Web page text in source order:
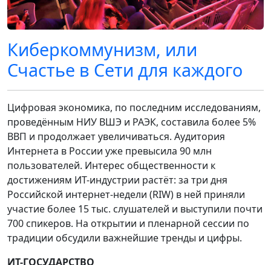
Киберкоммунизм, или
Счастье в Сети для каждого
Цифровая экономика, по последним исследованиям,
проведённым НИУ ВШЭ и РАЭК, составила более 5%
ВВП и продолжает увеличиваться. Аудитория
Интернета в России уже превысила 90 млн
пользователей. Интерес общественности к
достижениям ИТ-индустрии растёт: за три дня
Российской интернет-недели (RIW) в ней приняли
участие более 15 тыс. слушателей и выступили почти
700 спикеров. На открытии и пленарной сессии по
традиции обсудили важнейшие тренды и цифры.
ИТ-ГОСУДАРСТВО